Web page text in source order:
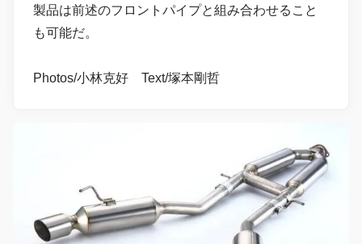
製品は前述のフロントパイプと組み合わせること
も可能だ。
Photos/小林克好 Text/塚本剛哲